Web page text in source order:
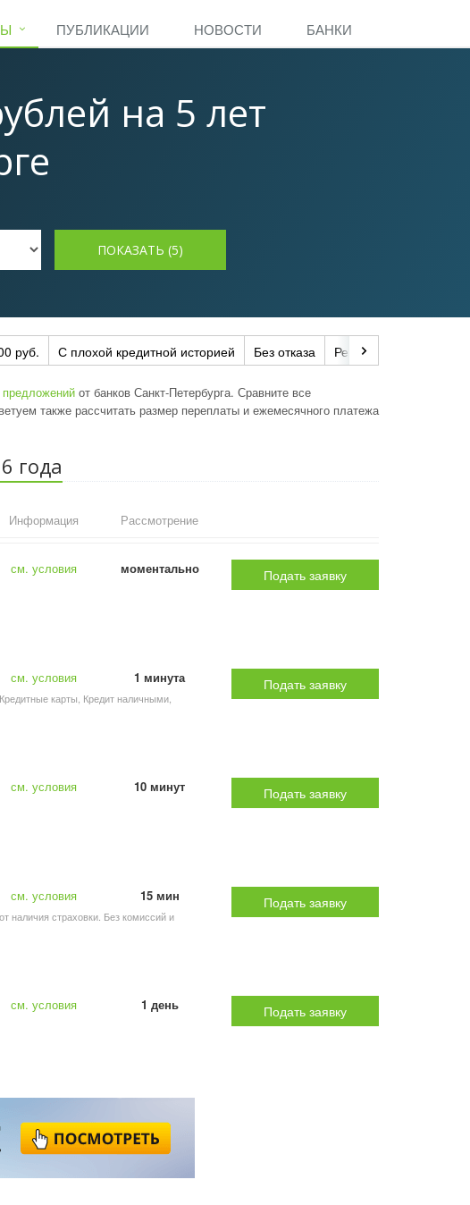
ПУБЛИКАЦИИ НОВОСТИ БАНКИ
на 5 лет
руб. С плохой кредитной историей Без отказа Рефинансирование
от банков Санкт-Петербурга. Сравните все
также рассчитать размер переплаты и ежемесячного платежа
года
Информация Рассмотрение
см. условия моментально Подать заявку
см. условия 1 минута
карты, Кредит наличными,
Подать заявку
см. условия 10 минут Подать заявку
см. условия 15 мин
наличия страховки. Без комиссий и
Подать заявку
см. условия 1 день Подать заявку